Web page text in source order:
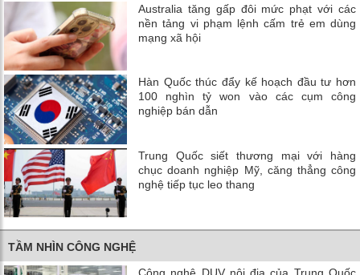
Australia tăng gấp đôi mức phạt với các
nền tảng vi phạm lệnh cấm trẻ em dùng
mạng xã hội
Hàn Quốc thúc đẩy kế hoạch đầu tư hơn
100 nghìn tỷ won vào các cụm công
nghiệp bán dẫn
Trung Quốc siết thương mại với hàng
chục doanh nghiệp Mỹ, căng thẳng công
nghệ tiếp tục leo thang
TẦM NHÌN CÔNG NGHỆ
Công nghệ DUV nội địa của Trung Quốc